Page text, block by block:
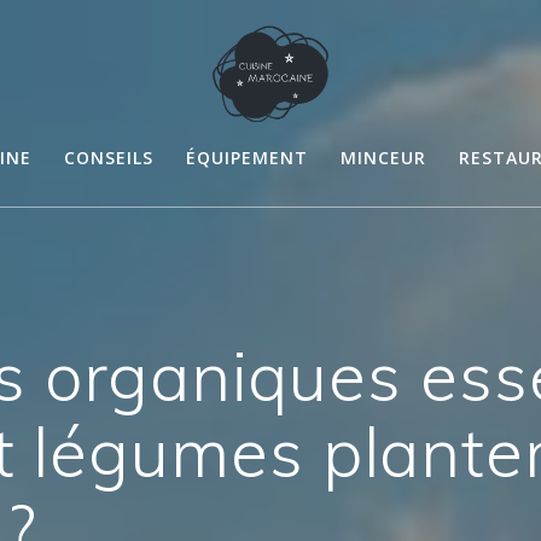
CONSEILS ÉQUIPEMENT MINCEUR
organiques
légumes